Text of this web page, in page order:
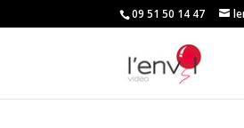
09 51 50 14 47